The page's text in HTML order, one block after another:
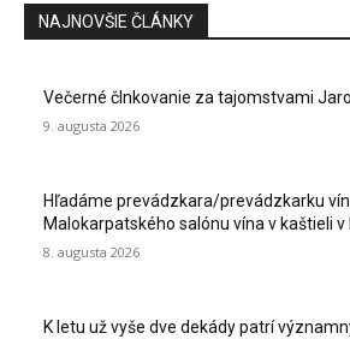
NAJNOVŠIE ČLÁNKY
Večerné člnkovanie za tajomstvami
9. augusta 2026
Hľadáme prevádzkara/prevádzkarku
Malokarpatského salónu vína v kaštieli v
8. augusta 2026
K letu už vyše dve dekády patrí